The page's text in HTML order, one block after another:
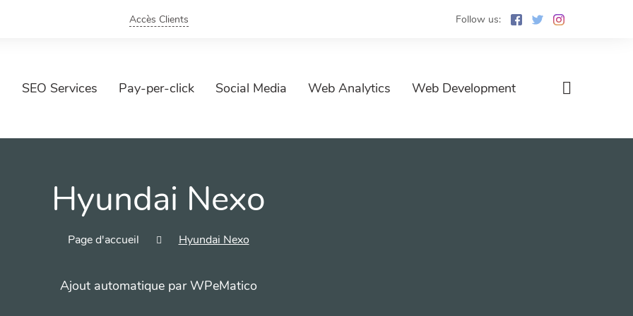
Accès Clients Follow us:
SEO Services Pay-per-click Social Media Web Analytics Web Development
Hyundai Nexo
Page d'accueil Hyundai Nexo
Ajout automatique par WPeMatico